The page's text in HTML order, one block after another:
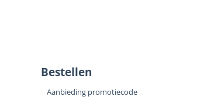
Bestellen
Aanbieding promotiecode